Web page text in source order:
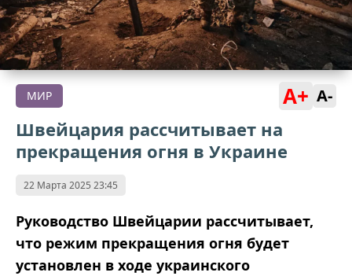
МИР A+ A-
Швейцария рассчитывает на
прекращения огня в Украине
22 Марта 2025 23:45
Руководство Швейцарии рассчитывает,
что режим прекращения огня будет
установлен в ходе украинского